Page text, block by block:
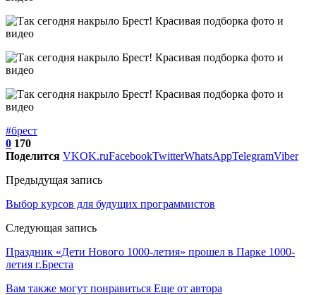
#брест
0 170
Поделится VKOK.ruFacebookTwitterWhatsAppTelegramViber
Предыдущая запись
Выбор курсов для будущих программистов
Следующая запись
Праздник «Дети Нового 1000-летия» прошел в Парке 1000-
летия г.Бреста
Вам также могут понравиться Еще от автора